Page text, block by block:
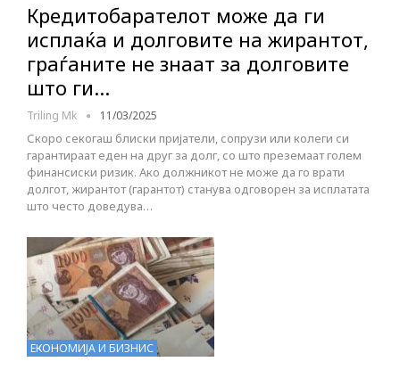
Кредитобарателот може да ги
исплаќа и долговите на жирантот,
граѓаните не знаат за долговите
што ги…
Triling Mk 11/03/2025
Скоро секогаш блиски пријатели, сопрузи или колеги си
гарантираат еден на друг за долг, со што преземаат голем
финансиски ризик. Ако должникот не може да го врати
долгот, жирантот (гарантот) станува одговорен за исплатата
што често доведува…
ЕКОНОМИЈА И БИЗНИС